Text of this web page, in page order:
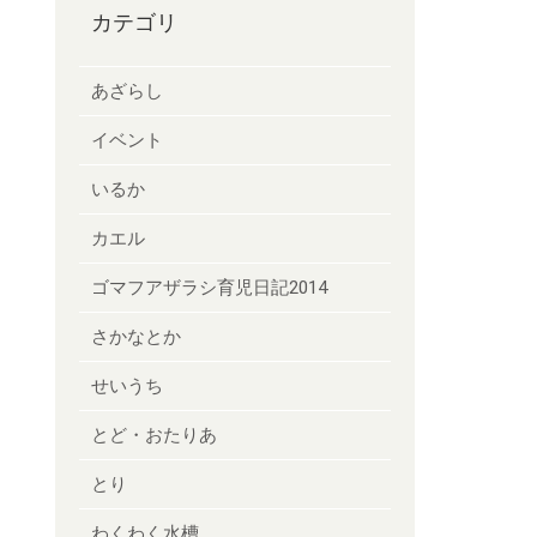
カテゴリ
あざらし
イベント
いるか
カエル
ゴマフアザラシ育児日記2014
さかなとか
せいうち
とど・おたりあ
とり